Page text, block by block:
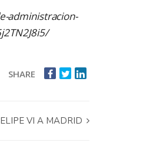
administracion-
SHARE
VI A MADRID